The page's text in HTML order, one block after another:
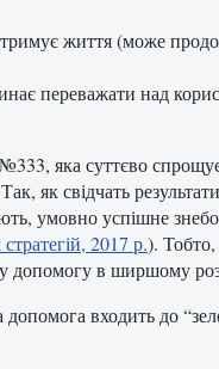
життя (може
переважати над
яка суттєво
як свідчать
умовно успішне
2017 р.). Тобто,
допомогу в ширшому
входить до